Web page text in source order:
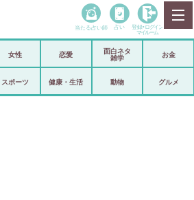
政治
当たる占い師 占い 登録• ログイン
マイルーム
女性 恋愛
面白ネタ
雑学
お金
スポーツ 健康・生活 動物 グルメ